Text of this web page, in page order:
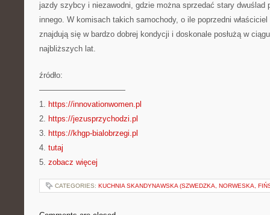
jazdy szybcy i niezawodni, gdzie można sprzedać stary dwuślad
innego. W komisach takich samochody, o ile poprzedni właściciel
znajdują się w bardzo dobrej kondycji i doskonale posłużą w
najbliższych lat.
źródło:
———————————
1. https://innovationwomen.pl
2. https://jezusprzychodzi.pl
3. https://khgp-bialobrzegi.pl
4. tutaj
5. zobacz więcej
CATEGORIES: KUCHNIA SKANDYNAWSKA (SZWEDZKA, NORWESKA,